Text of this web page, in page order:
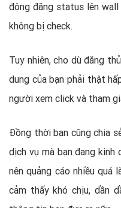
động đăng status lên wall
không bị check.
Tuy nhiên, cho dù đăng
dung của bạn phải thật
người xem click và tham
Đồng thời bạn cũng chia
dịch vụ mà bạn đang kinh
nên quảng cáo nhiều quá
cảm thấy khó chịu, dần